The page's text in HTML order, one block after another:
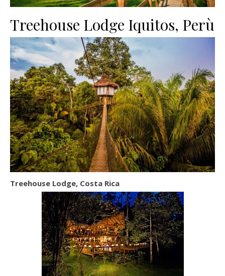
Treehouse Lodge Iquitos, Perù
Treehouse Lodge, Costa Rica